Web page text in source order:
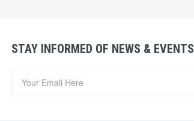
STAY INFORMED OF NEWS & EVENTS